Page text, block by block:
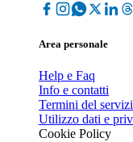
Area personale
Help e Faq
Info e contatti
Termini del
Utilizzo dati e
Cookie Policy